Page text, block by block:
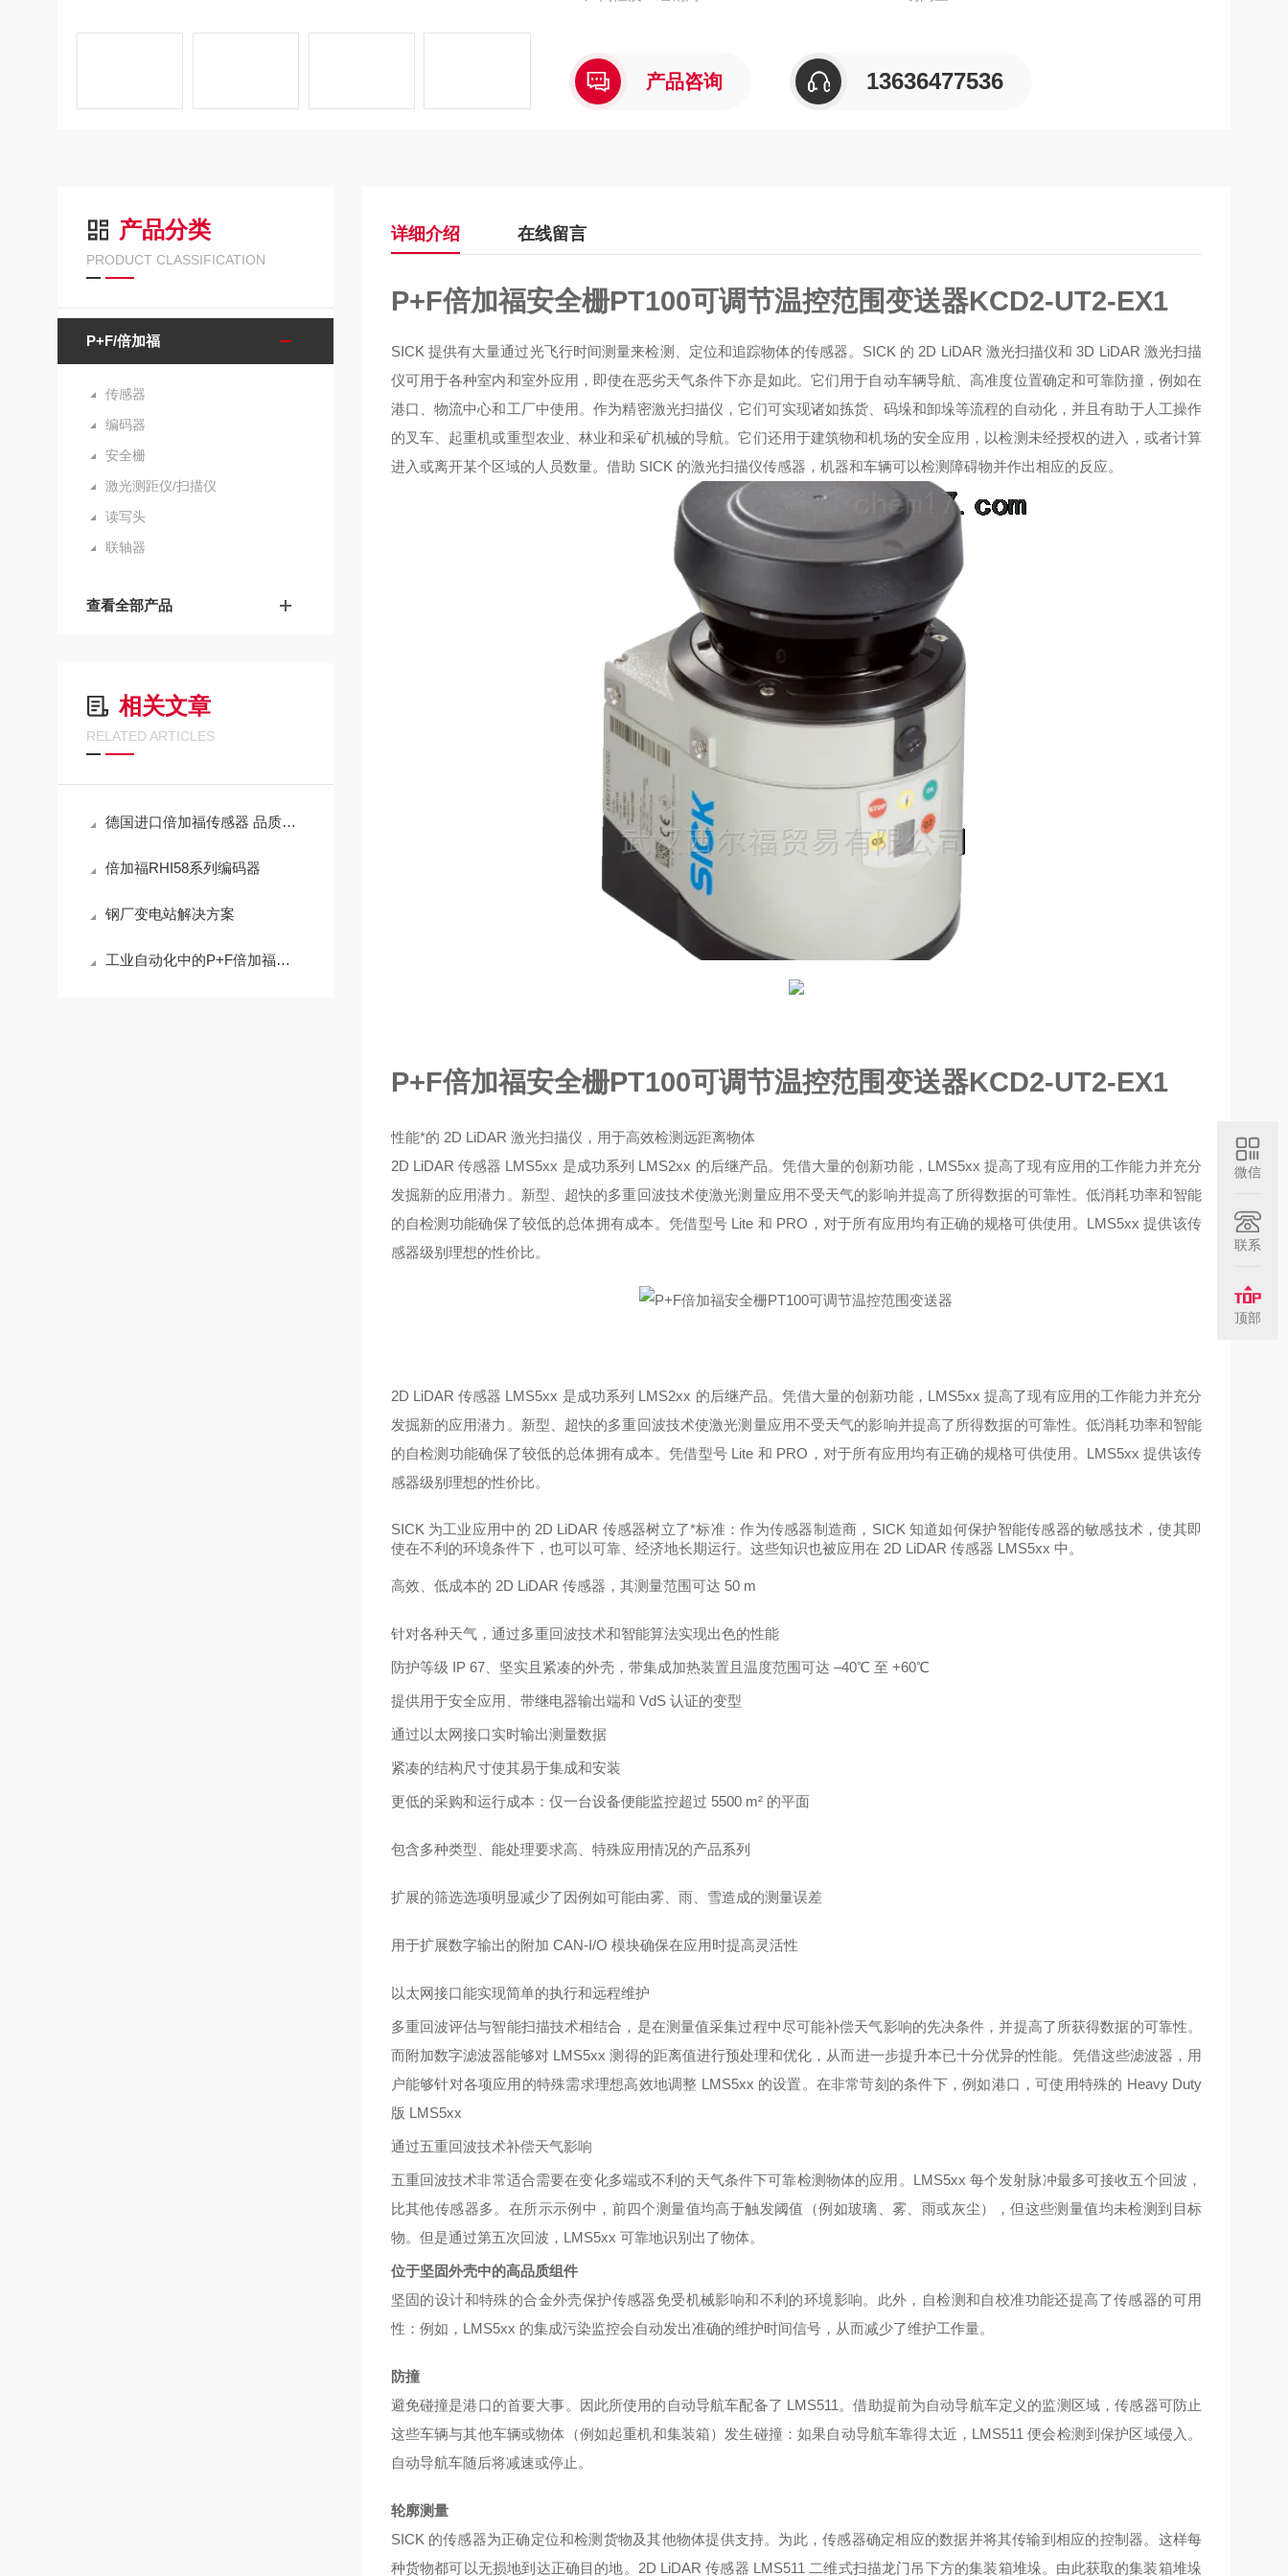
产品咨询 13636477536
产品分类
PRODUCT CLASSIFICATION
P+F/倍加福
传感器
编码器
安全栅
激光测距仪/扫描仪
读写头
联轴器
查看全部产品
相关文章
RELATED ARTICLES
德国进口倍加福传感器 品质服务 优质售后就在武汉西尔福
倍加福RHI58系列编码器
钢厂变电站解决方案
工业自动化中的P+F倍加福安全栅应用解析
详细介绍 在线留言
P+F倍加福安全栅PT100可调节温控范围变送器KCD2-UT2-EX1
SICK 提供有大量通过光飞行时间测量来检测、定位和追踪物体的传感器。SICK 的 2D LiDAR 激光扫描仪和 3D LiDAR 激光扫描
仪可用于各种室内和室外应用，即使在恶劣天气条件下亦是如此。它们用于自动车辆导航、高准度位置确定和可靠防撞，例如在
港口、物流中心和工厂中使用。作为精密激光扫描仪，它们可实现诸如拣货、码垛和卸垛等流程的自动化，并且有助于人工操作
的叉车、起重机或重型农业、林业和采矿机械的导航。它们还用于建筑物和机场的安全应用，以检测未经授权的进入，或者计算
进入或离开某个区域的人员数量。借助 SICK 的激光扫描仪传感器，机器和车辆可以检测障碍物并作出相应的反应。
P+F倍加福安全栅PT100可调节温控范围变送器KCD2-UT2-EX1
性能*的 2D LiDAR 激光扫描仪，用于高效检测远距离物体
2D LiDAR 传感器 LMS5xx 是成功系列 LMS2xx 的后继产品。凭借大量的创新功能，LMS5xx 提高了现有应用的工作能力并充分
发掘新的应用潜力。新型、超快的多重回波技术使激光测量应用不受天气的影响并提高了所得数据的可靠性。低消耗功率和智能
的自检测功能确保了较低的总体拥有成本。凭借型号 Lite 和 PRO，对于所有应用均有正确的规格可供使用。LMS5xx 提供该传
感器级别理想的性价比。
2D LiDAR 传感器 LMS5xx 是成功系列 LMS2xx 的后继产品。凭借大量的创新功能，LMS5xx 提高了现有应用的工作能力并充分
发掘新的应用潜力。新型、超快的多重回波技术使激光测量应用不受天气的影响并提高了所得数据的可靠性。低消耗功率和智能
的自检测功能确保了较低的总体拥有成本。凭借型号 Lite 和 PRO，对于所有应用均有正确的规格可供使用。LMS5xx 提供该传
感器级别理想的性价比。
SICK 为工业应用中的 2D LiDAR 传感器树立了*标准：作为传感器制造商，SICK 知道如何保护智能传感器的敏感技术，使其即
使在不利的环境条件下，也可以可靠、经济地长期运行。这些知识也被应用在 2D LiDAR 传感器 LMS5xx 中。
高效、低成本的 2D LiDAR 传感器，其测量范围可达 50 m
针对各种天气，通过多重回波技术和智能算法实现出色的性能
防护等级 IP 67、坚实且紧凑的外壳，带集成加热装置且温度范围可达 –40℃ 至 +60℃
提供用于安全应用、带继电器输出端和 VdS 认证的变型
通过以太网接口实时输出测量数据
紧凑的结构尺寸使其易于集成和安装
更低的采购和运行成本：仅一台设备便能监控超过 5500 m² 的平面
包含多种类型、能处理要求高、特殊应用情况的产品系列
扩展的筛选选项明显减少了因例如可能由雾、雨、雪造成的测量误差
用于扩展数字输出的附加 CAN-I/O 模块确保在应用时提高灵活性
以太网接口能实现简单的执行和远程维护
多重回波评估与智能扫描技术相结合，是在测量值采集过程中尽可能补偿天气影响的先决条件，并提高了所获得数据的可靠性。
而附加数字滤波器能够对 LMS5xx 测得的距离值进行预处理和优化，从而进一步提升本已十分优异的性能。凭借这些滤波器，用
户能够针对各项应用的特殊需求理想高效地调整 LMS5xx 的设置。在非常苛刻的条件下，例如港口，可使用特殊的 Heavy Duty
版 LMS5xx
通过五重回波技术补偿天气影响
五重回波技术非常适合需要在变化多端或不利的天气条件下可靠检测物体的应用。 LMS5xx 每个发射脉冲最多可接收五个回波，
比其他传感器多。在所示示例中，前四个测量值均高于触发阈值（例如玻璃、雾、雨或灰尘），但这些测量值均未检测到目标
物。但是通过第五次回波，LMS5xx 可靠地识别出了物体。
位于坚固外壳中的高品质组件
坚固的设计和特殊的合金外壳保护传感器免受机械影响和不利的环境影响。此外，自检测和自校准功能还提高了传感器的可用
性：例如， LMS5xx 的集成污染监控会自动发出准确的维护时间信号，从而减少了维护工作量。
防撞
避免碰撞是港口的首要大事。因此所使用的自动导航车配备了 LMS511。借助提前为自动导航车定义的监测区域，传感器可防止
这些车辆与其他车辆或物体（例如起重机和集装箱）发生碰撞：如果自动导航车靠得太近，LMS511 便会检测到保护区域侵入。
自动导航车随后将减速或停止。
轮廓测量
SICK 的传感器为正确定位和检测货物及其他物体提供支持。为此，传感器确定相应的数据并将其传输到相应的控制器。这样每
种货物都可以无损地到达正确目的地。2D LiDAR 传感器 LMS511 二维式扫描龙门吊下方的集装箱堆垛。由此获取的集装箱堆垛
微信
联系
顶部